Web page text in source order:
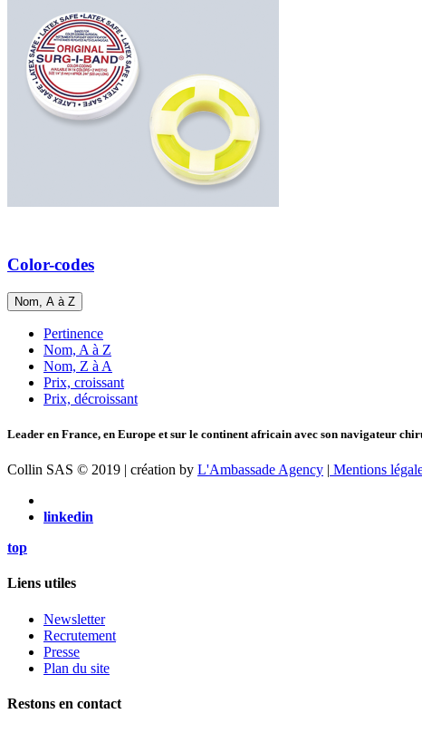
Color-codes
Nom, A à Z
Pertinence
Nom, A à Z
Nom, Z à A
Prix, croissant
Prix, décroissant
Leader en France, en Europe et sur le continent africain avec son navigateur
Collin SAS © 2019 | création by L'Ambassade Agency | Mentions
linkedin
top
Liens utiles
Newsletter
Recrutement
Presse
Plan du site
Restons en contact